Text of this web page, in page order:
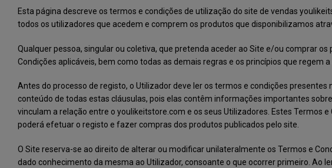
Esta página descreve os termos e condições de utilização do site de vendas
todos os utilizadores que acedem e comprem os produtos que disponibilizamos
Qualquer pessoa, singular ou coletiva, que pretenda aceder ao Site e/ou comprar
Condições aplicáveis, bem como todas as demais regras e os princípios que
Antes do processo de registo, o Utilizador deve ler os termos e condições
conteúdo de todas estas cláusulas, pois elas contêm informações importantes
vinculam a relação entre o youlikeitstore.com e os seus Utilizadores. Estes Termos
poderá efetuar o registo e fazer compras dos produtos publicados pelo site.
O Site reserva-se ao direito de alterar ou modificar unilateralmente os Termos e
dado conhecimento da mesma ao Utilizador, consoante o que ocorrer primeiro. Ao